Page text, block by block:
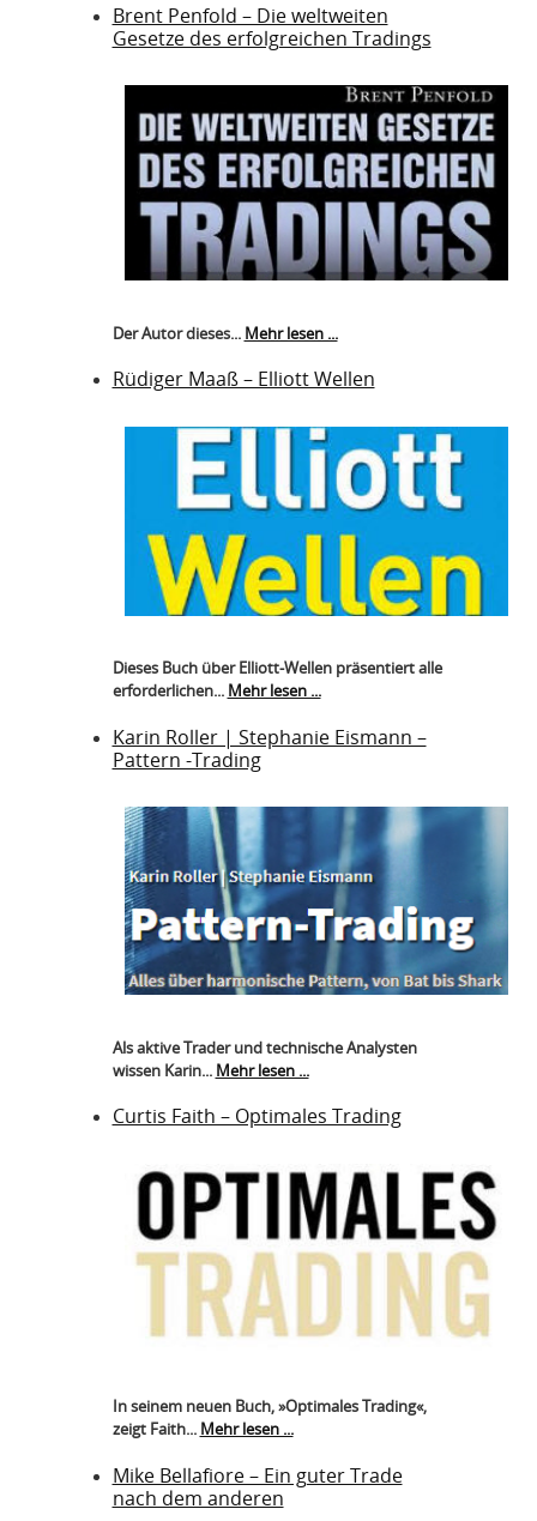
Brent Penfold – Die weltweiten
Gesetze des erfolgreichen Tradings
Der Autor dieses... Mehr lesen ...
Rüdiger Maaß – Elliott Wellen
Dieses Buch über Elliott-Wellen präsentiert alle
erforderlichen... Mehr lesen ...
Karin Roller | Stephanie Eismann –
Pattern -Trading
Als aktive Trader und technische Analysten
wissen Karin... Mehr lesen ...
Curtis Faith – Optimales Trading
In seinem neuen Buch, »Optimales Trading«,
zeigt Faith... Mehr lesen ...
Mike Bellafiore – Ein guter Trade
nach dem anderen